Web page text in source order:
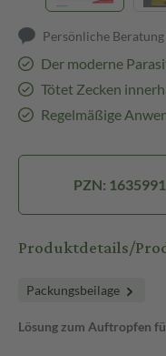
Persönliche Beratung
Der moderne
Tötet Zecken
Regelmäßige
PZN:
Produktdetails/
Packungsbeilage
Lösung zum Auftropfen